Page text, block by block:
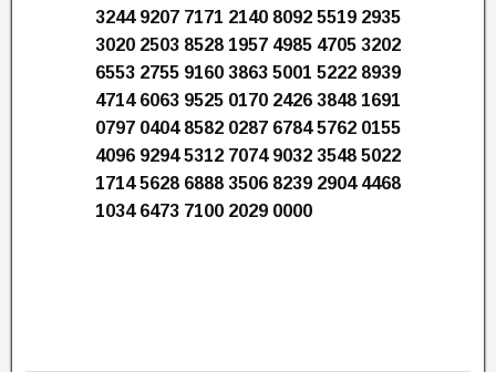
3244 9207 7171 2140 8092 5519 2935
3020 2503 8528 1957 4985 4705 3202
6553 2755 9160 3863 5001 5222 8939
4714 6063 9525 0170 2426 3848 1691
0797 0404 8582 0287 6784 5762 0155
4096 9294 5312 7074 9032 3548 5022
1714 5628 6888 3506 8239 2904 4468
1034 6473 7100 2029 0000